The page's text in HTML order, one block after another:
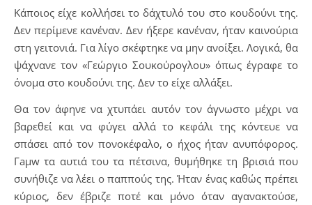
Κάποιος είχε κολλήσει το δάχτυλό του στο κουδούνι της.
Δεν περίμενε κανέναν. Δεν ήξερε κανέναν, ήταν καινούρια
στη γειτονιά. Για λίγο σκέφτηκε να μην ανοίξει. Λογικά, θα
ψάχνανε τον «Γεώργιο Σουκούρογλου» όπως έγραφε το
όνομα στο κουδούνι της. Δεν το είχε αλλάξει.
Θα τον άφηνε να χτυπάει αυτόν τον άγνωστο μέχρι να
βαρεθεί και να φύγει αλλά το κεφάλι της κόντευε να
σπάσει από τον πονοκέφαλο, ο ήχος ήταν ανυπόφορος.
Γaμw τα αυτιά του τα πέτσινα, θυμήθηκε τη βρισιά που
συνήθιζε να λέει ο παππούς της. Ήταν ένας καθώς πρέπει
κύριος, δεν έβριζε ποτέ και μόνο όταν αγανακτούσε,